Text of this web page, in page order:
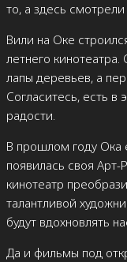
то, а здесь смотрели
Вили на Оке
летнего
лапы деревьев, а
Согласитесь, есть
радости.
В прошлом году Ока
появилась своя
кинотеатр
талантливой
будут вдохновлять
Да и фильмы под